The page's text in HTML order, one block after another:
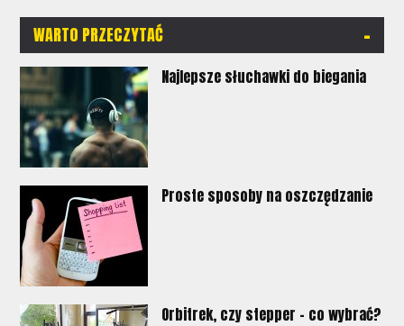
WARTO PRZECZYTAĆ -
Najlepsze słuchawki do biegania
Proste sposoby na oszczędzanie
Orbitrek, czy stepper - co wybrać?